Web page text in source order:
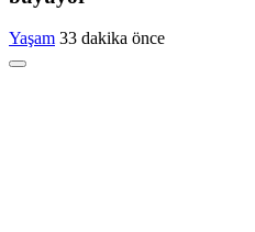
Yaşam 33 dakika önce